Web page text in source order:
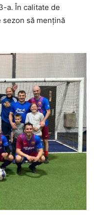
a. În calitate de
să mențină